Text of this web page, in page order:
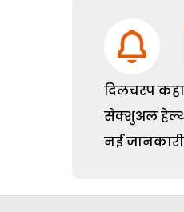
दिलचस्प
सेक्शुअल
नई